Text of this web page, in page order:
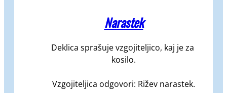
Narastek
Deklica sprašuje vzgojiteljico, kaj je za
kosilo.
Vzgojiteljica odgovori: Rižev narastek.